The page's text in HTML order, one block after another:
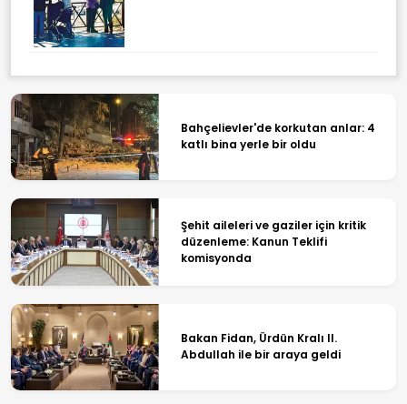
Bahçelievler'de korkutan anlar: 4
katlı bina yerle bir oldu
Şehit aileleri ve gaziler için kritik
düzenleme: Kanun Teklifi
komisyonda
Bakan Fidan, Ürdün Kralı II.
Abdullah ile bir araya geldi